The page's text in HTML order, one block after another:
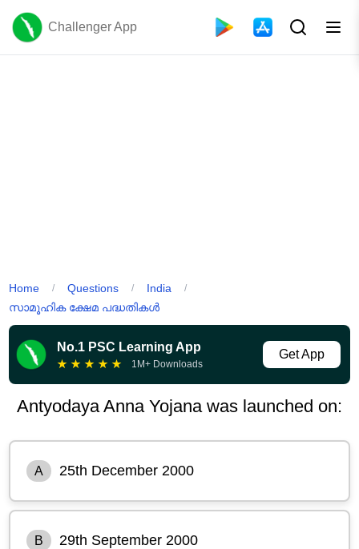
Challenger App
Home / Questions / India /
സാമൂഹിക ക്ഷേമ പദ്ധതികൾ
No.1 PSC Learning App
★ ★ ★ ★ ★ 1M+ Downloads
Get App
Antyodaya Anna Yojana was launched on:
A 25th December 2000
B 29th September 2000